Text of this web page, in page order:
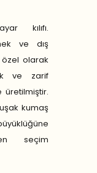
kılıfı.
ve dış
olarak
ve zarif
kumaş
seçim